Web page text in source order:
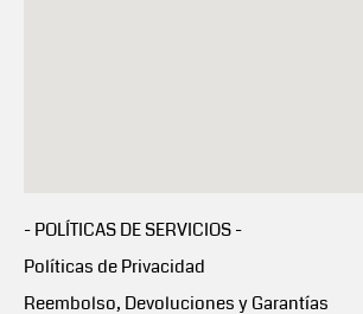
- POLÍTICAS DE SERVICIOS -
Políticas de Privacidad
Reembolso, Devoluciones y Garantías